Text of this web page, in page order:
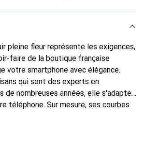
pleine fleur représente les exigences,
faire de la boutique française
votre smartphone avec élégance.
qui sont des experts en
de nombreuses années, elle s'adapte
téléphone. Sur mesure, ses courbes
chic et indispensable de votre